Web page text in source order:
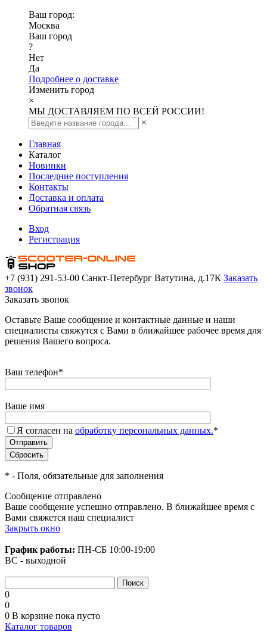
Ваш город:
Москва
Ваш город
?
Нет
Да
Подробнее о доставке
Изменить город
×
МЫ ДОСТАВЛЯЕМ ПО ВСЕЙ РОССИИ!
×
Главная
Каталог
Новинки
Последние поступления
Контакты
Доставка и оплата
Обратная связь
Вход
Регистрация
+7 (931) 291-53-00 Санкт-Петербург Ватутина, д.17К Заказать
звонок
Заказать звонок
Оставьте Ваше сообщение и контактные данные и наши
специалисты свяжутся с Вами в ближайшее рабочее время для
решения Вашего вопроса.
Ваш телефон*
Ваше имя
Я согласен на обработку персональных данных.*
* - Поля, обязательные для заполнения
Сообщение отправлено
Ваше сообщение успешно отправлено. В ближайшее время с
Вами свяжется наш специалист
Закрыть окно
График работы: ПН-СБ 10:00-19:00
ВС - выходной
0
0
0 В корзине пока пусто
Каталог товаров